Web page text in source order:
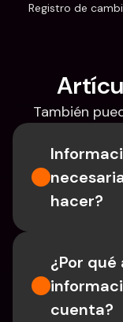
Registro de
También
hacer?
¿Por
cuenta?